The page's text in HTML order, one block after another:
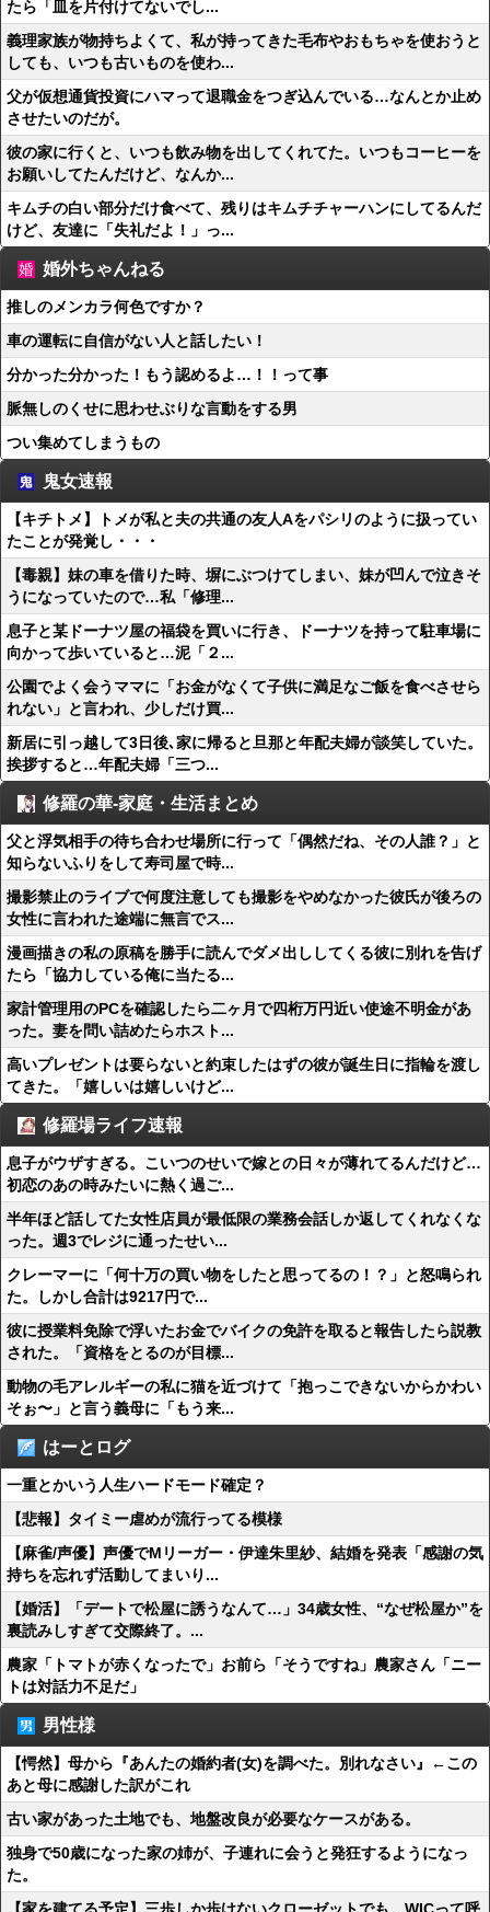
たら「皿を片付けてないでし...
義理家族が物持ちよくて、私が持ってきた毛布やおもちゃを使おうと
しても、いつも古いものを使わ...
父が仮想通貨投資にハマって退職金をつぎ込んでいる…なんとか止め
させたいのだが。
彼の家に行くと、いつも飲み物を出してくれてた。いつもコーヒーを
お願いしてたんだけど、なんか...
キムチの白い部分だけ食べて、残りはキムチチャーハンにしてるんだ
けど、友達に「失礼だよ！」っ...
婚外ちゃんねる
推しのメンカラ何色ですか？
車の運転に自信がない人と話したい！
分かった分かった！もう認めるよ…！！って事
脈無しのくせに思わせぶりな言動をする男
つい集めてしまうもの
鬼女速報
【キチトメ】トメが私と夫の共通の友人Aをパシリのように扱ってい
たことが発覚し・・・
【毒親】妹の車を借りた時、塀にぶつけてしまい、妹が凹んで泣きそ
うになっていたので…私「修理...
息子と某ドーナツ屋の福袋を買いに行き、ドーナツを持って駐車場に
向かって歩いていると…泥「２...
公園でよく会うママに「お金がなくて子供に満足なご飯を食べさせら
れない」と言われ、少しだけ買...
新居に引っ越して3日後､家に帰ると旦那と年配夫婦が談笑していた。
挨拶すると…年配夫婦「三つ...
修羅の華-家庭・生活まとめ
父と浮気相手の待ち合わせ場所に行って「偶然だね、その人誰？」と
知らないふりをして寿司屋で時...
撮影禁止のライブで何度注意しても撮影をやめなかった彼氏が後ろの
女性に言われた途端に無言でス...
漫画描きの私の原稿を勝手に読んでダメ出ししてくる彼に別れを告げ
たら「協力している俺に当たる...
家計管理用のPCを確認したら二ヶ月で四桁万円近い使途不明金があ
った。妻を問い詰めたらホスト...
高いプレゼントは要らないと約束したはずの彼が誕生日に指輪を渡し
てきた。「嬉しいは嬉しいけど...
修羅場ライフ速報
息子がウザすぎる。こいつのせいで嫁との日々が薄れてるんだけど…
初恋のあの時みたいに熱く過ご...
半年ほど話してた女性店員が最低限の業務会話しか返してくれなくな
った。週3でレジに通ったせい...
クレーマーに「何十万の買い物をしたと思ってるの！？」と怒鳴られ
た。しかし合計は9217円で...
彼に授業料免除で浮いたお金でバイクの免許を取ると報告したら説教
された。「資格をとるのが目標...
動物の毛アレルギーの私に猫を近づけて「抱っこできないからかわい
そぉ〜」と言う義母に「もう来...
はーとログ
一重とかいう人生ハードモード確定？
【悲報】タイミー虐めが流行ってる模様
【麻雀/声優】声優でMリーガー・伊達朱里紗、結婚を発表「感謝の気
持ちを忘れず活動してまいり...
【婚活】「デートで松屋に誘うなんて…」34歳女性、“なぜ松屋か”を
裏読みしすぎて交際終了。...
農家「トマトが赤くなったで」お前ら「そうですね」農家さん「ニー
トは対話力不足だ」
男性様
【愕然】母から『あんたの婚約者(女)を調べた。別れなさい』←この
あと母に感謝した訳がこれ
古い家があった土地でも、地盤改良が必要なケースがある。
独身で50歳になった家の姉が、子連れに会うと発狂するようになっ
た。